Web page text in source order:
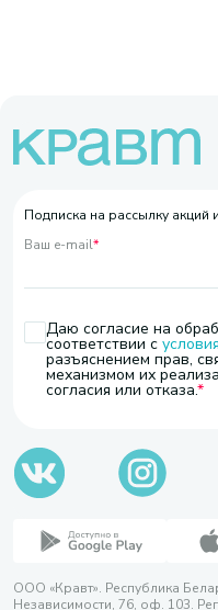
Подписка на рассылку акций
Ваш e-mail*
Даю согласие на
соответствии с
разъяснением прав,
механизмом их
согласия или отказа.
ООО «Кравт». Республика
Независимости, 76, оф. 103.